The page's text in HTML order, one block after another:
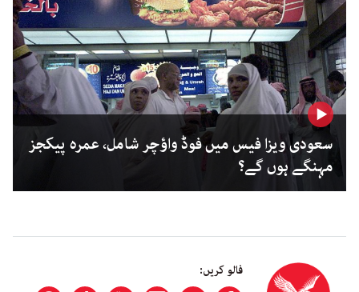
سعودی ویزا فیس میں فوڈ واؤچر شامل، عمرہ پیکجز
مہنگے ہوں گے؟
فالو کریں: